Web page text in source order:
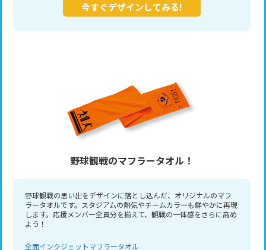
今すぐデザインしてみる!
野球観戦のマフラータオル！
野球観戦の思い出をデザインに落とし込んだ、オリジナルのマフ
ラータオルです。スタジアムの熱気やチームカラーも鮮やかに再現
します。応援メンバー全員分を揃えて、観戦の一体感をさらに高め
よう！
全面インクジェットマフラータオル